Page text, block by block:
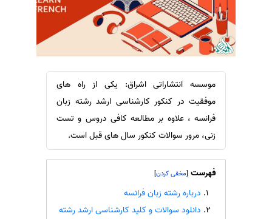
ترجمه عربی به فارسی
مشاهده همه زبان ها
سفارش ویرایش
سفارش پارافریز
سفارش فرمت‌بندی
سفارش کاهش کمیت
سفارش معرفی مجله
سفارش معرفی مقاله
سفارش معرفی کتاب
سفارش چکیده مبسوط
سفارش ترجمه مولتی‌مدیا
سفارش گویندگی
سفارش تولید محتوا
موسسه انتشاراتی اشراق: یکی از راه های
موفقیت در کنکور کارشناسی ارشد رشته زبان
فرانسه ، علاوه بر مطالعه کافی دروس و تست
زنی، مرور سوالات کنکور سال های قبل است.
فهرست [
]
درباره رشته زبان فرانسه
دانلود سوالات و کلید کارشناسی ارشد رشته